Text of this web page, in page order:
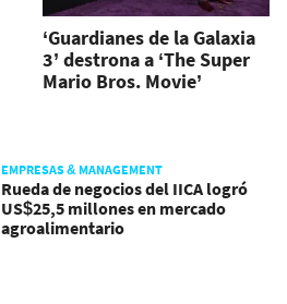
‘Guardianes de la Galaxia
3’ destrona a ‘The Super
Mario Bros. Movie’
EMPRESAS & MANAGEMENT
Rueda de negocios del IICA logró
US$25,5 millones en mercado
agroalimentario